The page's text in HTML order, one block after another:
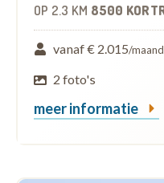
OP 2.3 KM 8500
vanaf € 2.015/maand
2 foto's
meer informatie